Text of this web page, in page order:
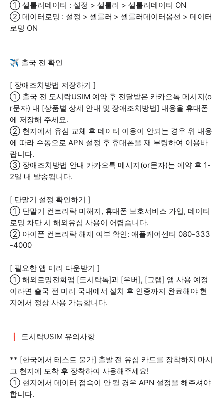
① 셀룰러데이터 : 설정 > 셀룰러 > 셀룰러데이터 ON
② 데이터로밍 : 설정 > 셀룰러 > 셀룰러데이터옵션 > 데이터
로밍 ON
✈ 출국 전 확인
[ 장애조치방법 저장하기 ]
① 출국 전 도시락USIM 예약 후 전달받은 카카오톡 메시지(o
r문자) 내 [상품별 상세 안내 및 장애조치방법] 내용을 휴대폰
에 저장해 주세요.
② 현지에서 유심 교체 후 데이터 이용이 안되는 경우 위 내용
에 따라 수동으로 APN 설정 후 휴대폰을 재 부팅하여 이용바
랍니다.
③ 장애조치방법 안내 카카오톡 메시지(or문자)는 예약 후 1-
2일 내 발송됩니다.
[ 단말기 설정 확인하기 ]
① 단말기 컨트리락 미해지, 휴대폰 보호서비스 가입, 데이터
로밍 차단 시 해외유심 사용이 어렵습니다.
② 아이폰 컨트리락 해제 여부 확인: 애플케어센터 080-333
-4000
[ 필요한 앱 미리 다운받기 ]
① 해외로밍전화앱 [도시락톡]과 [우버], [그랩] 앱 사용 예정
이라면 출국 전 미리 국내에서 설치 후 인증까지 완료해야 현
지에서 정상 사용 가능합니다.
❗ 도시락USIM 유의사항
** [한국에서 테스트 불가] 출발 전 유심 카드를 장착하지 마시
고 현지에 도착 후 장착하여 사용해주세요!
① 현지에서 데이터 접속이 안 될 경우 APN 설정을 해주셔야
합니다.